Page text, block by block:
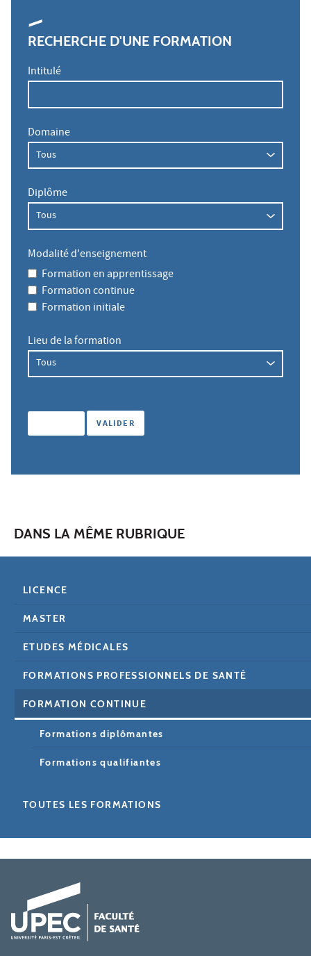
RECHERCHE D'UNE FORMATION
Intitulé
Domaine
Diplôme
Modalité d'enseignement
Formation en apprentissage
Formation continue
Formation initiale
Lieu de la formation
DANS LA MÊME RUBRIQUE
LICENCE
MASTER
ETUDES MÉDICALES
FORMATIONS PROFESSIONNELS DE SANTÉ
FORMATION CONTINUE
Formations diplômantes
Formations qualifiantes
TOUTES LES FORMATIONS